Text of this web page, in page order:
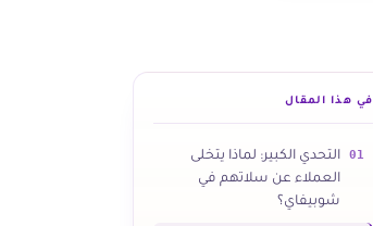
في هذا المقال
01
التحدي الكبير: لماذا يتخلى
العملاء عن سلاتهم في
شوبيفاي؟